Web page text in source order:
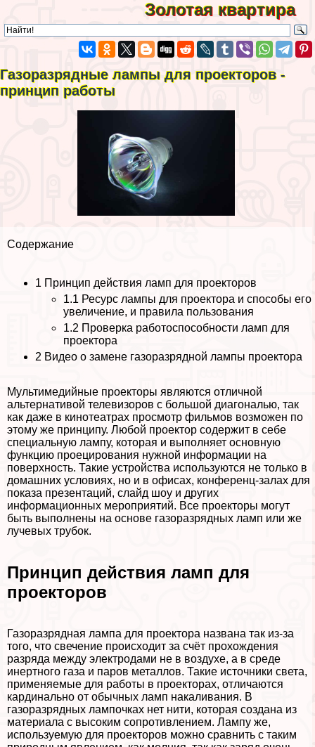
Золотая квартира
Газоразрядные лампы для проекторов -
принцип работы
Содержание
1 Принцип действия ламп для проекторов
1.1 Ресурс лампы для проектора и способы его
увеличение, и правила пользования
1.2 Проверка работоспособности ламп для
проектора
2 Видео о замене газоразрядной лампы проектора
Мультимедийные проекторы являются отличной
альтернативой телевизоров с большой диагональю, так
как даже в кинотеатрах просмотр фильмов возможен по
этому же принципу. Любой проектор содержит в себе
специальную лампу, которая и выполняет основную
функцию проецирования нужной информации на
поверхность. Такие устройства используются не только в
домашних условиях, но и в офисах, конференц-залах для
показа презентаций, слайд шоу и других
информационных мероприятий. Все проекторы могут
быть выполнены на основе газоразрядных ламп или же
лучевых трубок.
Принцип действия ламп для
проекторов
Газоразрядная лампа для проектора названа так из-за
того, что свечение происходит за счёт прохождения
разряда между электродами не в воздухе, а в среде
инертного газа и паров металлов. Такие источники света,
применяемые для работы в проекторах, отличаются
кардинально от обычных ламп накаливания. В
газоразрядных лампочках нет нити, которая создана из
материала с высоким сопротивлением. Лампу же,
используемую для проекторов можно сравнить с таким